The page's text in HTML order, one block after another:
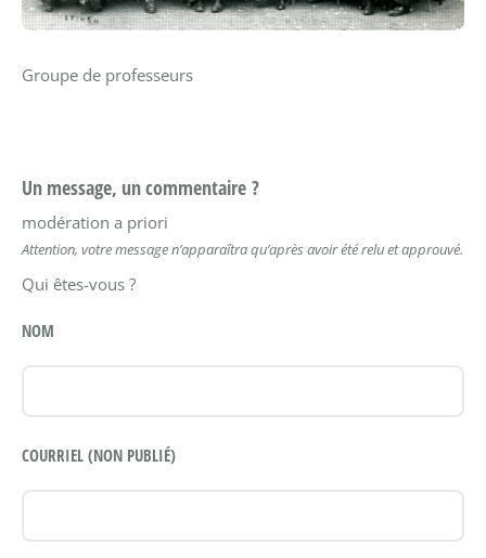
Groupe de professeurs
Un message, un commentaire ?
modération a priori
Attention, votre message n’apparaîtra qu’après avoir été relu et approuvé.
Qui êtes-vous ?
NOM
COURRIEL (NON PUBLIÉ)